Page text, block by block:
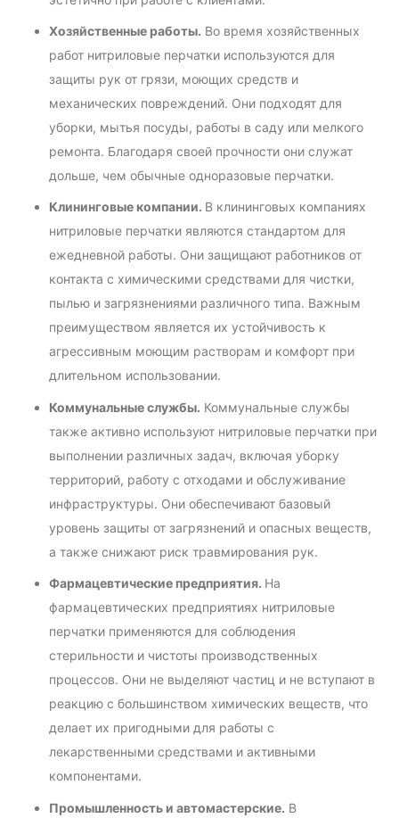
Хозяйственные работы. Во время хозяйственных
работ нитриловые перчатки используются для
защиты рук от грязи, моющих средств и
механических повреждений. Они подходят для
уборки, мытья посуды, работы в саду или мелкого
ремонта. Благодаря своей прочности они служат
дольше, чем обычные одноразовые перчатки.
Клининговые компании. В клининговых компаниях
нитриловые перчатки являются стандартом для
ежедневной работы. Они защищают работников от
контакта с химическими средствами для чистки,
пылью и загрязнениями различного типа. Важным
преимуществом является их устойчивость к
агрессивным моющим растворам и комфорт при
длительном использовании.
Коммунальные службы. Коммунальные службы
также активно используют нитриловые перчатки при
выполнении различных задач, включая уборку
территорий, работу с отходами и обслуживание
инфраструктуры. Они обеспечивают базовый
уровень защиты от загрязнений и опасных веществ,
а также снижают риск травмирования рук.
Фармацевтические предприятия. На
фармацевтических предприятиях нитриловые
перчатки применяются для соблюдения
стерильности и чистоты производственных
процессов. Они не выделяют частиц и не вступают в
реакцию с большинством химических веществ, что
делает их пригодными для работы с
лекарственными средствами и активными
компонентами.
Промышленность и автомастерские. В